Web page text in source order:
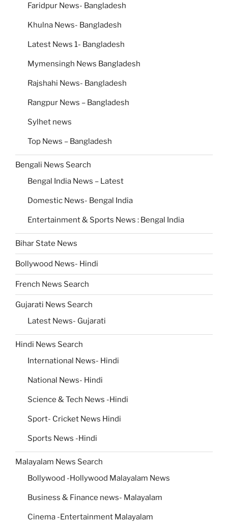
Faridpur News- Bangladesh
Khulna News- Bangladesh
Latest News 1- Bangladesh
Mymensingh News Bangladesh
Rajshahi News- Bangladesh
Rangpur News – Bangladesh
Sylhet news
Top News – Bangladesh
Bengali News Search
Bengal India News – Latest
Domestic News- Bengal India
Entertainment & Sports News : Bengal India
Bihar State News
Bollywood News- Hindi
French News Search
Gujarati News Search
Latest News- Gujarati
Hindi News Search
International News- Hindi
National News- Hindi
Science & Tech News -Hindi
Sport- Cricket News Hindi
Sports News -Hindi
Malayalam News Search
Bollywood -Hollywood Malayalam News
Business & Finance news- Malayalam
Cinema -Entertainment Malayalam